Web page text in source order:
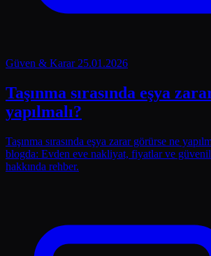
Güven & Karar 25.01.2026
Taşınma sırasında eşya
yapılmalı?
Taşınma sırasında eşya zarar görürse ne
blogda: Evden eve nakliyat, fiyatlar ve
hakkında rehber.